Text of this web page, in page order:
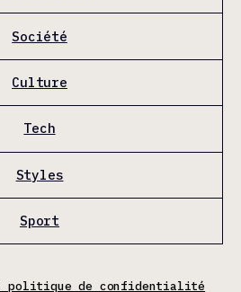
Société
Culture
Tech
Styles
Sport
politique de confidentialité